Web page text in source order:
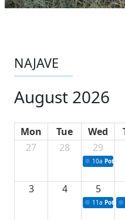
NAJAVE
August 2026
Mon Tue Wed
27
28 29
10a
3 4 5
11a